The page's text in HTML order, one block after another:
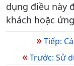
dụng điều này
khách hoặc
»Tiếp:
«Trước: Sử